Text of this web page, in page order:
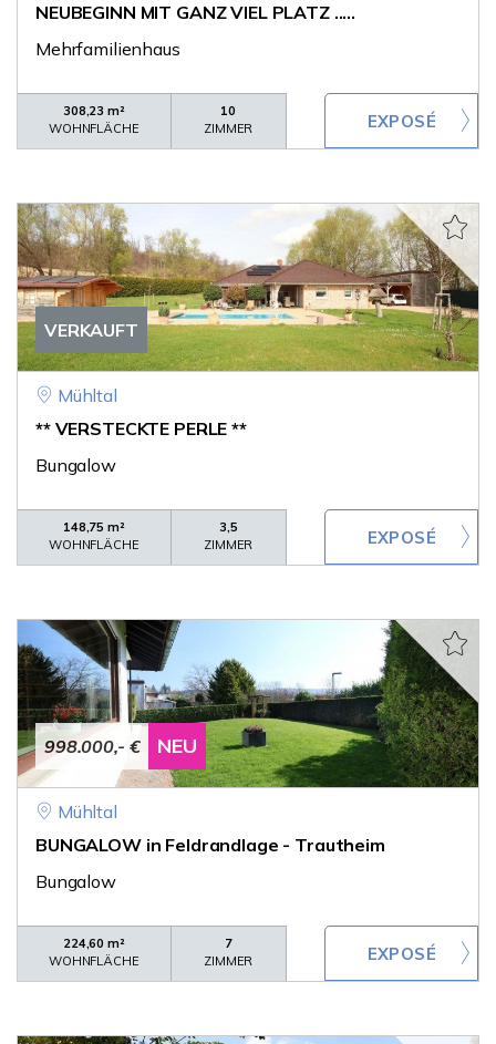
NEUBEGINN MIT GANZ VIEL PLATZ .....
Mehrfamilienhaus
308,23 m²
WOHNFLÄCHE
10
ZIMMER
VERKAUFT
Mühltal
** VERSTECKTE PERLE **
Bungalow
148,75 m²
WOHNFLÄCHE
3,5
ZIMMER
998.000,- € NEU
Mühltal
BUNGALOW in Feldrandlage - Trautheim
Bungalow
224,60 m²
WOHNFLÄCHE
7
ZIMMER